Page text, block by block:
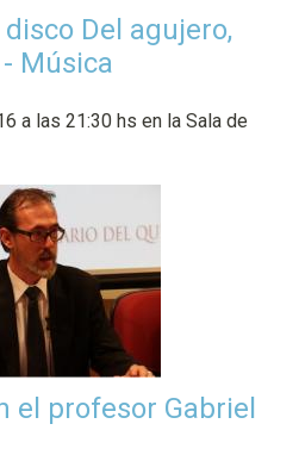
Del agujero,
Música
a las 21:30 hs en la Sala de
el profesor Gabriel